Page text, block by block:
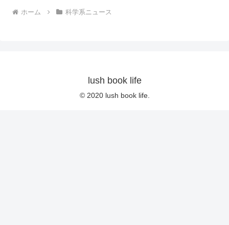
ホーム 科学系ニュース
lush book life
© 2020 lush book life.